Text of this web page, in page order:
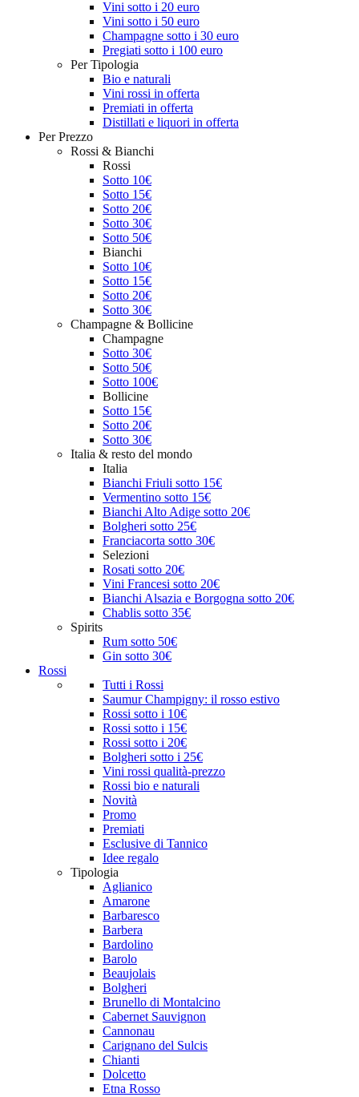
Vini sotto i 20 euro
Vini sotto i 50 euro
Champagne sotto i 30 euro
Pregiati sotto i 100 euro
Per Tipologia
Bio e naturali
Vini rossi in offerta
Premiati in offerta
Distillati e liquori in offerta
Per Prezzo
Rossi & Bianchi
Rossi
Sotto 10€
Sotto 15€
Sotto 20€
Sotto 30€
Sotto 50€
Bianchi
Sotto 10€
Sotto 15€
Sotto 20€
Sotto 30€
Champagne & Bollicine
Champagne
Sotto 30€
Sotto 50€
Sotto 100€
Bollicine
Sotto 15€
Sotto 20€
Sotto 30€
Italia & resto del mondo
Italia
Bianchi Friuli sotto 15€
Vermentino sotto 15€
Bianchi Alto Adige sotto 20€
Bolgheri sotto 25€
Franciacorta sotto 30€
Selezioni
Rosati sotto 20€
Vini Francesi sotto 20€
Bianchi Alsazia e Borgogna sotto 20€
Chablis sotto 35€
Spirits
Rum sotto 50€
Gin sotto 30€
Rossi
Tutti i Rossi
Saumur Champigny: il rosso estivo
Rossi sotto i 10€
Rossi sotto i 15€
Rossi sotto i 20€
Bolgheri sotto i 25€
Vini rossi qualità-prezzo
Rossi bio e naturali
Novità
Promo
Premiati
Esclusive di Tannico
Idee regalo
Tipologia
Aglianico
Amarone
Barbaresco
Barbera
Bardolino
Barolo
Beaujolais
Bolgheri
Brunello di Montalcino
Cabernet Sauvignon
Cannonau
Carignano del Sulcis
Chianti
Dolcetto
Etna Rosso